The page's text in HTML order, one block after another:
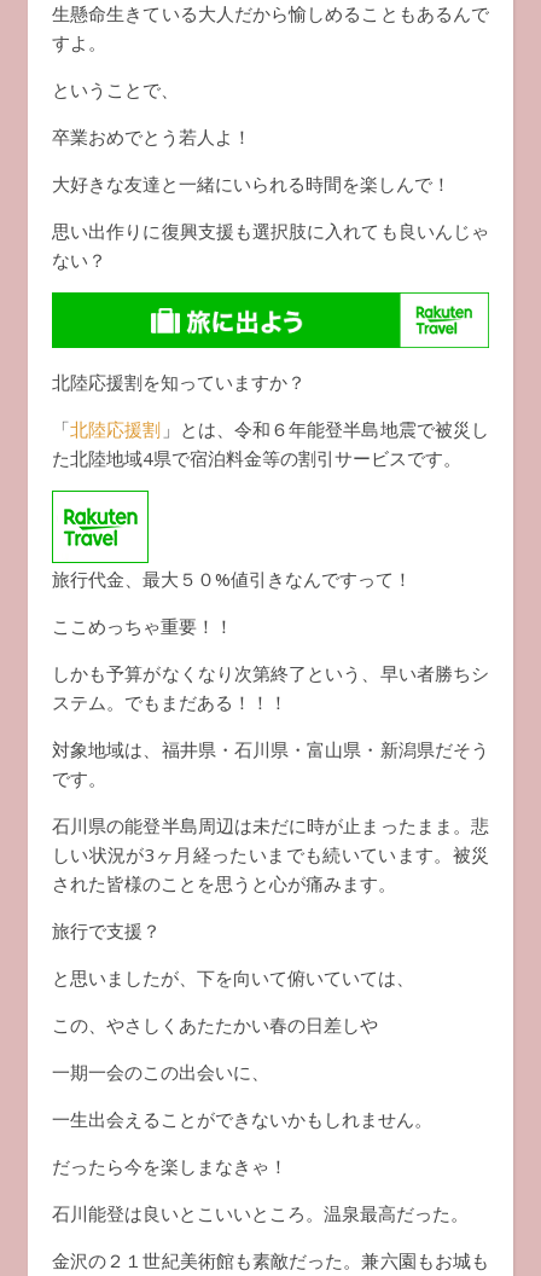
生懸命生きている大人だから愉しめることもあるんで
すよ。
ということで、
卒業おめでとう若人よ！
大好きな友達と一緒にいられる時間を楽しんで！
思い出作りに復興支援も選択肢に入れても良いんじゃ
ない？
北陸応援割を知っていますか？
「北陸応援割 」とは、令和６年能登半島地震で被災し
た北陸地域4県で宿泊料金等の割引サービスです。
旅行代金、最大５０%値引きなんですって！
ここめっちゃ重要！！
しかも予算がなくなり次第終了という、早い者勝ちシ
ステム。でもまだある！！！
対象地域は、福井県・石川県・富山県・新潟県だそう
です。
石川県の能登半島周辺は未だに時が止まったまま。悲
しい状況が3ヶ月経ったいまでも続いています。被災
された皆様のことを思うと心が痛みます。
旅行で支援？
と思いましたが、下を向いて俯いていては、
この、やさしくあたたかい春の日差しや
一期一会のこの出会いに、
一生出会えることができないかもしれません。
だったら今を楽しまなきゃ！
石川能登は良いとこいいところ。温泉最高だった。
金沢の２１世紀美術館も素敵だった。兼六園もお城も